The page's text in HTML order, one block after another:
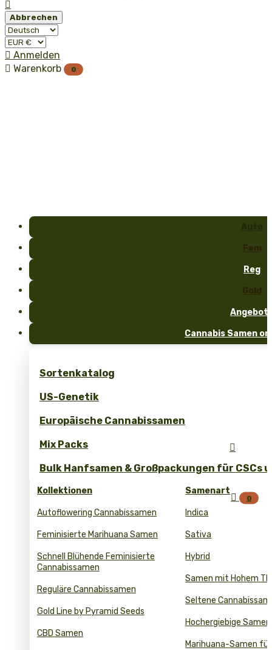

Abbrechen
 Anmelden
 Warenkorb 0
Fem
Reg
Gold
Cannabis Samen
Sortenkatalog
US-Genetik
Europäische Cannabissamen
Mix Packs
Bulk Hanfsamen & Großpackungen für CSCs
Kollektionen
Autoflowering Cannabissamen
Feminisierte Marihuana Samen
Schnell Blühende Feminisierte
Cannabissamen
Reguläre Cannabissamen
Gold Line by Pyramid Seeds
CBD Samen
Samenart
Indica
Sativa
Hybrid
Samen mit Hohem
Seltene
Hochergiebige Samen
Marihuana-Samen

 0